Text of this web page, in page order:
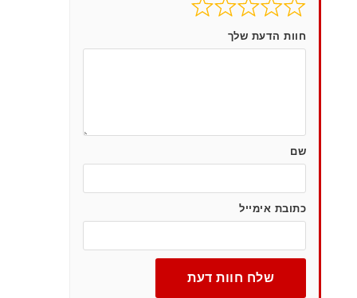
חוות הדעת שלך
שם
כתובת אימייל
שלח חוות דעת